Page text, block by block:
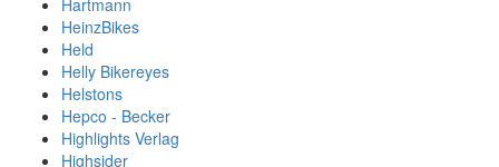
Hartmann
HeinzBikes
Held
Helly Bikereyes
Helstons
Hepco - Becker
Highlights Verlag
Highsider